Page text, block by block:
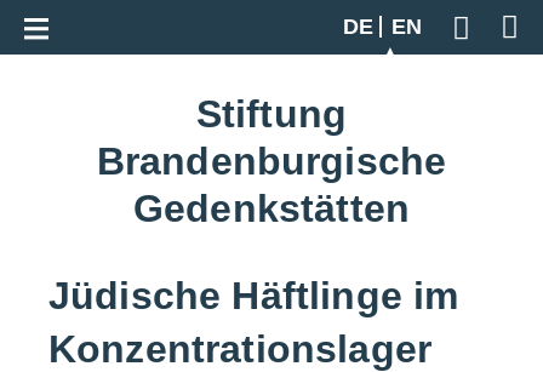
DE
EN
Geben
Go back to overview
Stiftung
Brandenburgische
Gedenkstätten
Jüdische Häftlinge im
Konzentrationslager